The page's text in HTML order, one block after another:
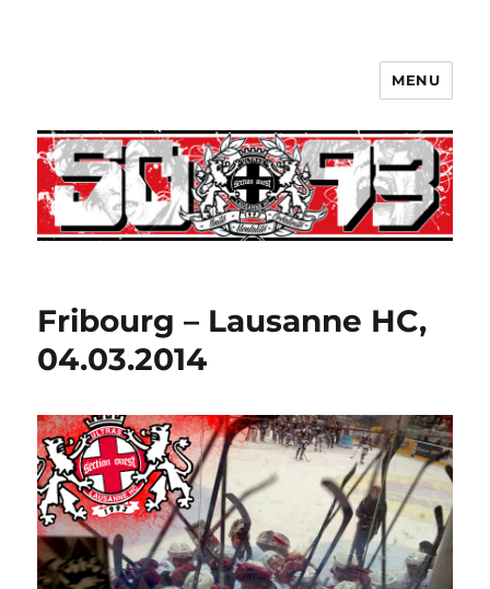
MENU
Fribourg – Lausanne HC,
04.03.2014